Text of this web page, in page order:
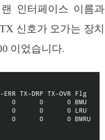
인터페이스 이름과
신호가 오가는 장치
이었습니다.